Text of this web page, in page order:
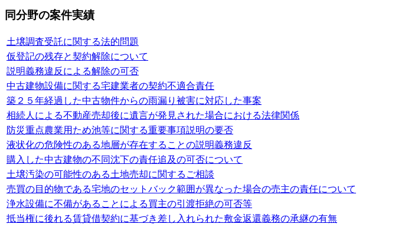
同分野の案件実績
土壌調査受託に関する法的問題
仮登記の残存と契約解除について
説明義務違反による解除の可否
中古建物設備に関する宅建業者の契約不適合責任
築２５年経過した中古物件からの雨漏り被害に対応した事案
相続人による不動産売却後に遺言が発見された場合における法律関係
防災重点農業用ため池等に関する重要事項説明の要否
液状化の危険性のある地層が存在することの説明義務違反
購入した中古建物の不同沈下の責任追及の可否について
土壌汚染の可能性のある土地売却に関するご相談
売買の目的物である宅地のセットバック範囲が異なった場合の売主の責任について
浄水設備に不備があることによる買主の引渡拒絶の可否等
抵当権に後れる賃貸借契約に基づき差し入れられた敷金返還義務の承継の有無